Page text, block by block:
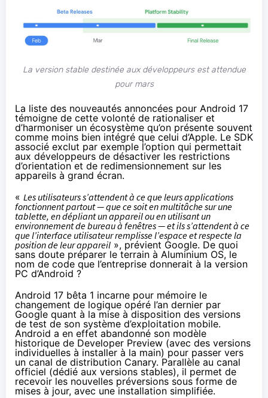
La version stable destinée aux développeurs est attendue
pour mars
La liste des nouveautés annoncées pour Android 17
témoigne de cette volonté de rationaliser et
d’harmoniser un écosystème qu’on présente souvent
comme moins bien intégré que celui d’Apple. Le SDK
associé exclut par exemple l’option qui permettait
aux développeurs de désactiver les restrictions
d’orientation et de redimensionnement sur les
appareils à grand écran.
« Les utilisateurs s’attendent à ce que leurs applications
fonctionnent partout — que ce soit en multitâche sur une
tablette, en dépliant un appareil ou en utilisant un
environnement de bureau à fenêtres — et ils s’attendent à ce
que l’interface utilisateur remplisse l’espace et respecte la
position de leur appareil », prévient Google. De quoi
sans doute préparer le terrain à Aluminium OS, le
nom de code que l’entreprise donnerait à la version
PC d’Android ?
Android 17 bêta 1 incarne pour mémoire le
changement de logique opéré l’an dernier par
Google quant à la mise à disposition des versions
de test de son système d’exploitation mobile.
Android a en effet abandonné son modèle
historique de Developer Preview (avec des versions
individuelles à installer à la main) pour passer vers
un canal de distribution Canary. Parallèle au canal
officiel (dédié aux versions stables), il permet de
recevoir les nouvelles préversions sous forme de
mises à jour, avec une installation simplifiée.